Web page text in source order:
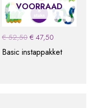
VOORRAAD
€52,50Original
was:
€ 47,50
is:
Basic instappakket